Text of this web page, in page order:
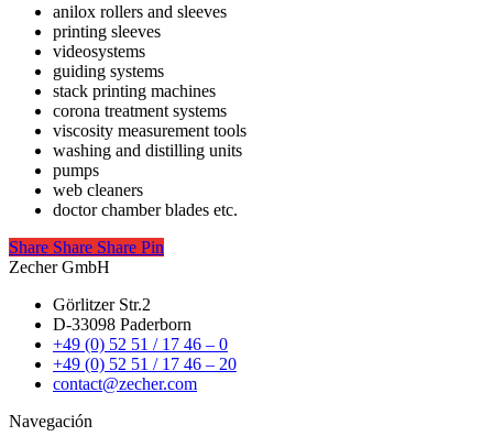
anilox rollers and sleeves
printing sleeves
videosystems
guiding systems
stack printing machines
corona treatment systems
viscosity measurement tools
washing and distilling units
pumps
web cleaners
doctor chamber blades etc.
Share
Share Share Share Pin
Zecher GmbH
Görlitzer Str.2
D-33098 Paderborn
+49 (0) 52 51 / 17 46 – 0
+49 (0) 52 51 / 17 46 – 20
contact@zecher.com
Navegación